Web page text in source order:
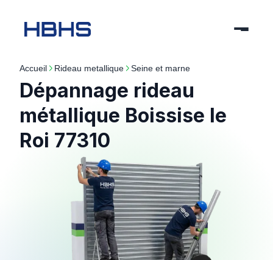
Accueil rideau metallique seine et marne
Dépannage rideau
métallique Boissise le
Roi 77310